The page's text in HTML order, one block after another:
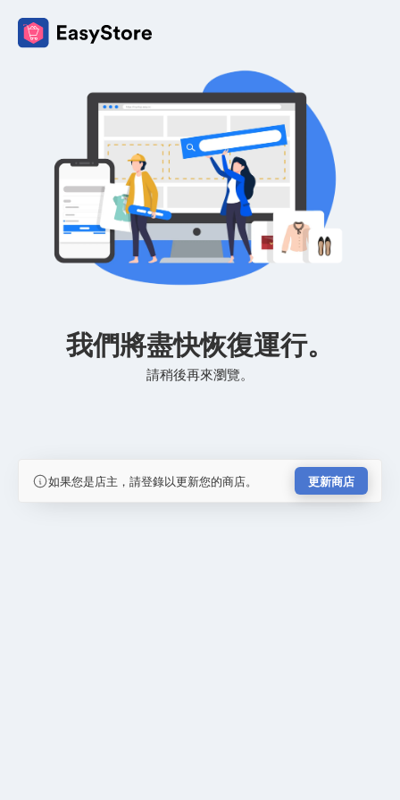
我們將盡快恢復運行。
請稍後再來瀏覽。
如果您是店主，請登錄以更新您的商店。 更新商店